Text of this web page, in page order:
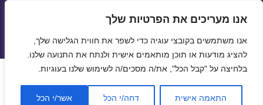
אנו מעריכים את הפרטיות שלך
אנו משתמשים בקובצי עוגיה כדי לשפר את חווית הגלישה שלך,
להציג מודעות או תוכן מותאמים אישית ולנתח את התנועה שלנו.
בלחיצה על "קבל הכל", את/ה מסכים/ה לשימוש שלנו בעוגיות.
התאמה אישית דחה/י הכל אשר/י הכל
תפריטים
ווידג'טים
קטגוריה:נופש בקוס